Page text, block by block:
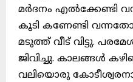
മർദനം എൽക്കേണ്ടി
കൂടി കണേണ്ടി
മടുത്ത് വീട് വിട്ടു.
ജിവിച്ചു. കാലങ്ങൾ
വലിയൊരു